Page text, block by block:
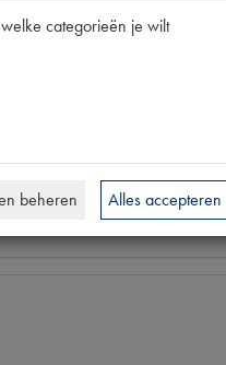
categorieën je wilt
beheren Alles accepteren